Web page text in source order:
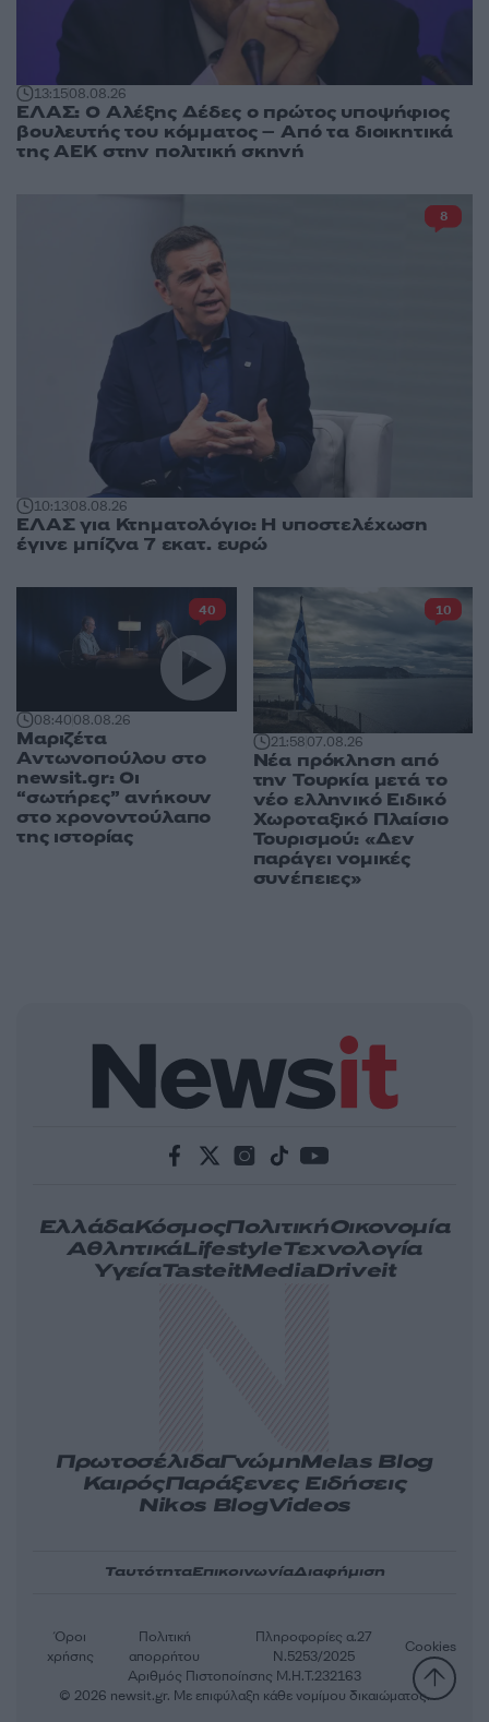
13:1508.08.26
ΕΛΑΣ: Ο Αλέξης Δέδες ο πρώτος υποψήφιος
βουλευτής του κόμματος – Από τα διοικητικά
της ΑΕΚ στην πολιτική σκηνή
10:1308.08.26
ΕΛΑΣ για Κτηματολόγιο: Η υποστελέχωση
έγινε μπίζνα 7 εκατ. ευρώ
8
08:4008.08.26
Μαριζέτα
Αντωνοπούλου στο
newsit.gr: Οι
“σωτήρες” ανήκουν
στο χρονοντούλαπο
της ιστορίας
40
21:5807.08.26
Νέα πρόκληση από
την Τουρκία μετά το
νέο ελληνικό Ειδικό
Χωροταξικό Πλαίσιο
Τουρισμού: «Δεν
παράγει νομικές
συνέπειες»
10
ΕλλάδαΚόσμοςΠολιτικήΟικονομία
ΑθλητικάLifestyleΤεχνολογία
ΥγείαTasteitMediaDriveit
ΠρωτοσέλιδαΓνώμηMelas Blog
ΚαιρόςΠαράξενες Ειδήσεις
Nikos BlogVideos
ΤαυτότηταΕπικοινωνίαΔιαφήμιση
Αριθμός Πιστοποίησης Μ.Η.Τ.232163
Όροι
χρήσης
Πολιτική
απορρήτου
Πληροφορίες α.27
Ν.5253/2025
Cookies
© 2026 newsit.gr. Με επιφύλαξη κάθε νομίμου δικαιώματος.